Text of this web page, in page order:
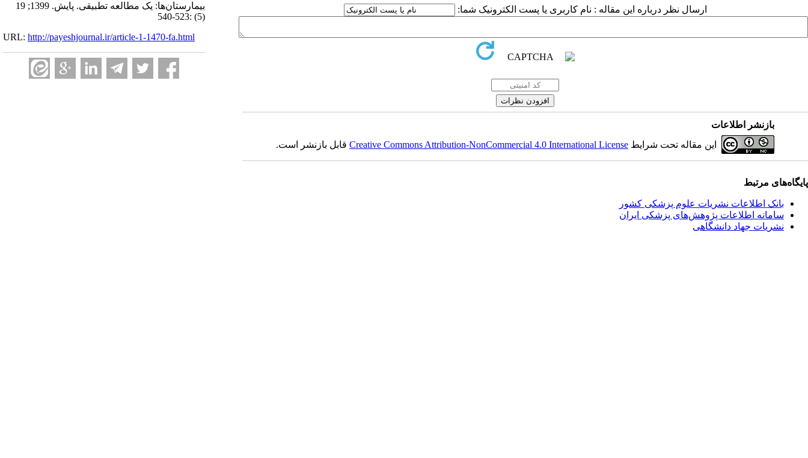
بیمارستان‌ها: یک مطالعه تطبیقی. پایش. 1399; 19
(5) :523-540
URL: http://payeshjournal.ir/article-1-1470-fa.html
ارسال نظر درباره این مقاله : نام کاربری یا پست الکترونیک شما:
بازنشر اطلاعات
این مقاله تحت شرایط Creative Commons Attribution-NonCommercial 4.0 International Licenseقابل بازنشر است.
پایگاه‌های مرتبط
بانک اطلاعات نشریات علوم پزشکی کشور
سامانه اطلاعات پژوهش‌های پزشکی ایران
نشریات جهاد دانشگاهی